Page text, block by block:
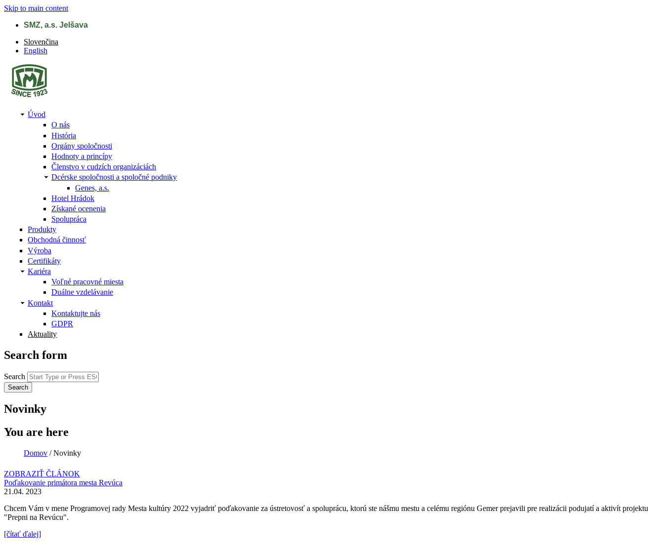
Skip to main content
SMZ, a.s. Jelšava
Slovenčina
English
Úvod
O nás
História
Orgány spoločnosti
Hodnoty a princípy
Členstvo v cudzích organizáciách
Dcérske spoločnosti a spoločné podniky
Genes, a.s.
Hotel Hrádok
Získané ocenenia
Spolupráca
Produkty
Obchodná činnosť
Výroba
Certifikáty
Kariéra
Voľné pracovné miesta
Duálne vzdelávanie
Kontakt
Kontaktujte nás
GDPR
Aktuality
Search form
Search
Novinky
You are here
Domov /Novinky
ZOBRAZIŤ ČLÁNOK
Poďakovanie primátora mesta Revúca
21.04. 2023
Chcem Vám v mene Programovej rady Mesta kultúry 2022 vyjadriť poďakovanie za ústretovosť a spoluprácu, ktorú ste nášmu mestu a celému regiónu Gemer prejavili pre realizácii podujatí a aktivít projektu
"Prepni na Revúcu".
[čítať ďalej]